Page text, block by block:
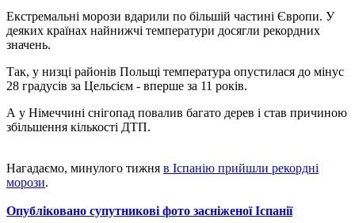
Екстремальні морози вдарили по більшій частині Європи. У
деяких країнах найнижчі температури досягли рекордних
значень.
Так, у низці районів Польщі температура опустилася до мінус
28 градусів за Цельсієм - вперше за 11 років.
А у Німеччині снігопад повалив багато дерев і став причиною
збільшення кількості ДТП.
Нагадаємо, минулого тижня в Іспанію прийшли рекордні
морози.
Опубліковано супутникові фото засніженої Іспанії